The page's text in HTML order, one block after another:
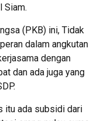
Siam.
(PKB) ini, Tidak
dalam angkutan
dengan
dan ada juga yang
itu ada subsidi dari